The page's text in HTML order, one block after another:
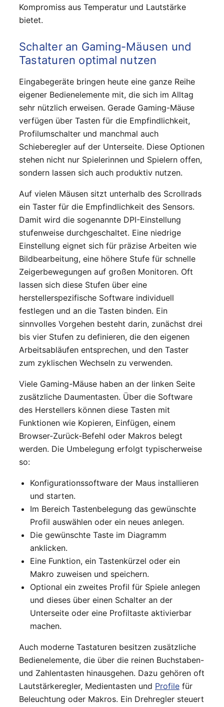
Kompromiss aus Temperatur und Lautstärke
bietet.
Schalter an Gaming-Mäusen und
Tastaturen optimal nutzen
Eingabegeräte bringen heute eine ganze Reihe
eigener Bedienelemente mit, die sich im Alltag
sehr nützlich erweisen. Gerade Gaming-Mäuse
verfügen über Tasten für die Empfindlichkeit,
Profilumschalter und manchmal auch
Schieberegler auf der Unterseite. Diese Optionen
stehen nicht nur Spielerinnen und Spielern offen,
sondern lassen sich auch produktiv nutzen.
Auf vielen Mäusen sitzt unterhalb des Scrollrads
ein Taster für die Empfindlichkeit des Sensors.
Damit wird die sogenannte DPI-Einstellung
stufenweise durchgeschaltet. Eine niedrige
Einstellung eignet sich für präzise Arbeiten wie
Bildbearbeitung, eine höhere Stufe für schnelle
Zeigerbewegungen auf großen Monitoren. Oft
lassen sich diese Stufen über eine
herstellerspezifische Software individuell
festlegen und an die Tasten binden. Ein
sinnvolles Vorgehen besteht darin, zunächst drei
bis vier Stufen zu definieren, die den eigenen
Arbeitsabläufen entsprechen, und den Taster
zum zyklischen Wechseln zu verwenden.
Viele Gaming-Mäuse haben an der linken Seite
zusätzliche Daumentasten. Über die Software
des Herstellers können diese Tasten mit
Funktionen wie Kopieren, Einfügen, einem
Browser-Zurück-Befehl oder Makros belegt
werden. Die Umbelegung erfolgt typischerweise
so:
Konfigurationssoftware der Maus installieren
und starten.
Im Bereich Tastenbelegung das gewünschte
Profil auswählen oder ein neues anlegen.
Die gewünschte Taste im Diagramm
anklicken.
Eine Funktion, ein Tastenkürzel oder ein
Makro zuweisen und speichern.
Optional ein zweites Profil für Spiele anlegen
und dieses über einen Schalter an der
Unterseite oder eine Profiltaste aktivierbar
machen.
Auch moderne Tastaturen besitzen zusätzliche
Bedienelemente, die über die reinen Buchstaben-
und Zahlentasten hinausgehen. Dazu gehören oft
Lautstärkeregler, Medientasten und Profile für
Beleuchtung oder Makros. Ein Drehregler steuert